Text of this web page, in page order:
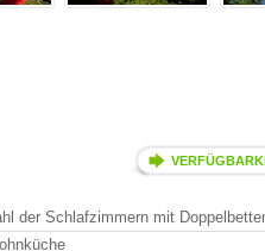
der Schlafzimmern mit